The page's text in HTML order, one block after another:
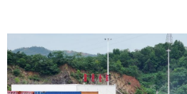
学术中国 乡村振兴
城市 旅游